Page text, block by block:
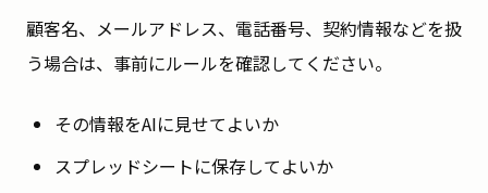
顧客名、メールアドレス、電話番号、契約情報などを扱
う場合は、事前にルールを確認してください。
その情報をAIに見せてよいか
スプレッドシートに保存してよいか